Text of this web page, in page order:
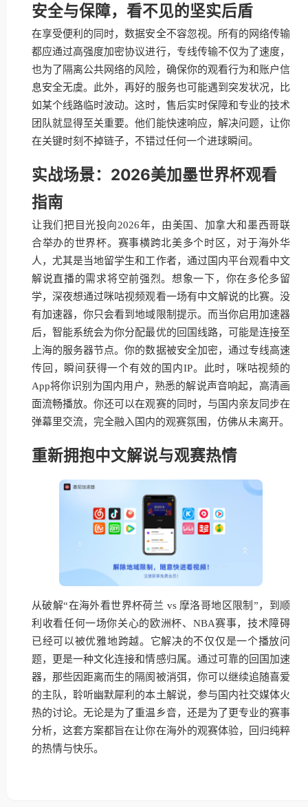
安全与保障，看不见的坚实后盾
在享受便利的同时，数据安全不容忽视。所有的网络传输
都应通过高强度加密协议进行，专线传输不仅为了速度，
也为了隔离公共网络的风险，确保你的观看行为和账户信
息安全无虞。此外，再好的服务也可能遇到突发状况，比
如某个线路临时波动。这时，售后实时保障和专业的技术
团队就显得至关重要。他们能快速响应，解决问题，让你
在关键时刻不掉链子，不错过任何一个进球瞬间。
实战场景：2026美加墨世界杯观看
指南
让我们把目光投向2026年，由美国、加拿大和墨西哥联
合举办的世界杯。赛事横跨北美多个时区，对于海外华
人，尤其是当地留学生和工作者，通过国内平台观看中文
解说直播的需求将空前强烈。想象一下，你在多伦多留
学，深夜想通过咪咕视频观看一场有中文解说的比赛。没
有加速器，你只会看到地域限制提示。而当你启用加速器
后，智能系统会为你分配最优的回国线路，可能是连接至
上海的服务器节点。你的数据被安全加密，通过专线高速
传回，瞬间获得一个有效的国内IP。此时，咪咕视频的
App将你识别为国内用户，熟悉的解说声音响起，高清画
面流畅播放。你还可以在观赛的同时，与国内亲友同步在
弹幕里交流，完全融入国内的观赛氛围，仿佛从未离开。
重新拥抱中文解说与观赛热情
从破解“在海外看世界杯荷兰 vs 摩洛哥地区限制”，到顺
利收看任何一场你关心的欧洲杯、NBA赛事，技术障碍
已经可以被优雅地跨越。它解决的不仅仅是一个播放问
题，更是一种文化连接和情感归属。通过可靠的回国加速
器，那些因距离而生的隔阂被消弭，你可以继续追随喜爱
的主队，聆听幽默犀利的本土解说，参与国内社交媒体火
热的讨论。无论是为了重温乡音，还是为了更专业的赛事
分析，这套方案都旨在让你在海外的观赛体验，回归纯粹
的热情与快乐。